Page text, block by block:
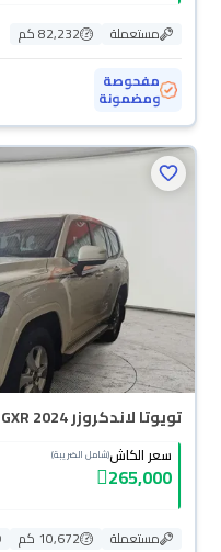
مستعملة
82,232 كم
مفحوصة
ومضمونة
تويوتا لاندكروزر GXR 2024 دبل
سعر الكاش(شامل الضريبة)
265,000
مستعملة 10,672 كم